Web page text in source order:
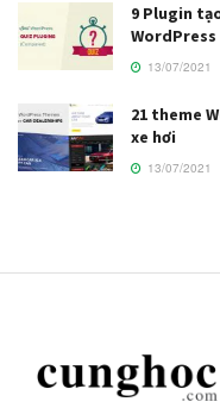
9 Plugin
WordPress
13/07/2021
21 theme
xe hơi
13/07/2021